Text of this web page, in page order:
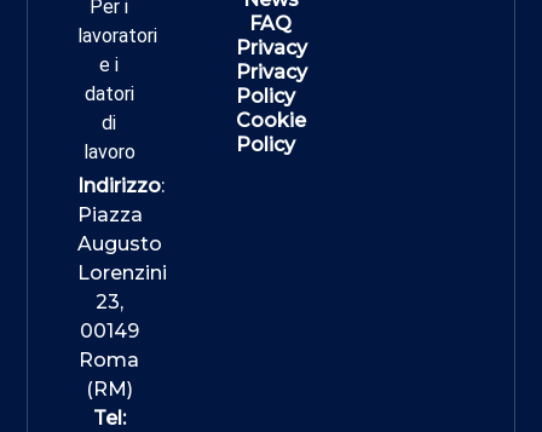
Per i
lavoratori
e i
datori
di
lavoro
Indirizzo:
Piazza
Augusto
Lorenzini
23,
00149
Roma
(RM)
Tel:
FAQ
Privacy
Privacy
Policy
Cookie
Policy